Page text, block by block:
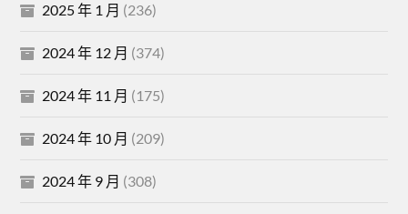
2025 年 1 月 (236)
2024 年 12 月 (374)
2024 年 11 月 (175)
2024 年 10 月 (209)
2024 年 9 月 (308)